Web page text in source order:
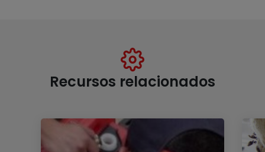
Recursos relacionados